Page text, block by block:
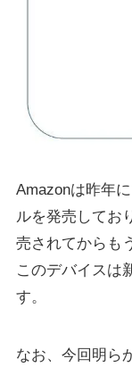
Amazonは昨年
ルを発売してお
売されてからも
このデバイスは
す。
なお、今回明ら